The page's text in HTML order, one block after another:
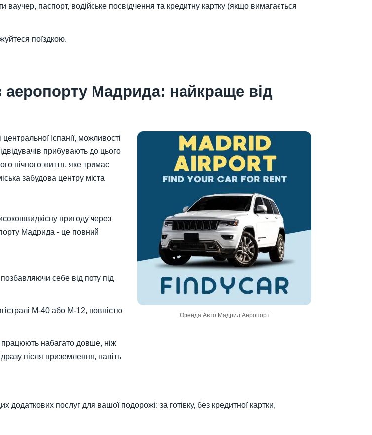
паспорт, водійське посвідчення та кредитну картку (якщо вимагається
поїздкою.
аеропорту Мадрида: найкраще від
Оренда Авто Мадрид Аеропорт
центральної Іспанії, можливості
прибувають до цього
нічного життя, яке тримає
забудова центру міста
пригоду через
Мадрида - це повний
себе від поту під
M-40 або M-12, повністю
працюють набагато довше, ніж
після приземлення, навіть
послуг для вашої подорожі: за готівку, без кредитної картки,